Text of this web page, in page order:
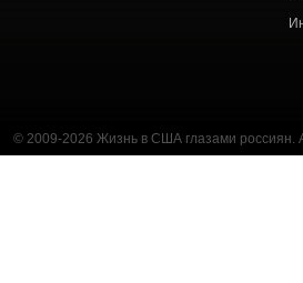
© 2009-2026 Жизнь в США глазами россиян.